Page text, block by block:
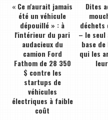
« Ce n'aurait jamais
été un véhicule
dépouillé » : à
l'intérieur du pari
audacieux du
camion Ford
Fathom de 28 350
$ contre les
startups de
véhicules
électriques à faible
coût
Dites
déchets
– le seul
base
qui les